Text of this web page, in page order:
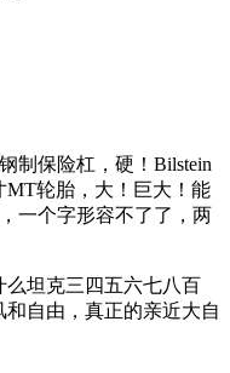
制保险杠，硬！Bilstein
MT轮胎，大！巨大！能
一个字形容不了了，两
坦克三四五六七八百
自由，真正的亲近大自